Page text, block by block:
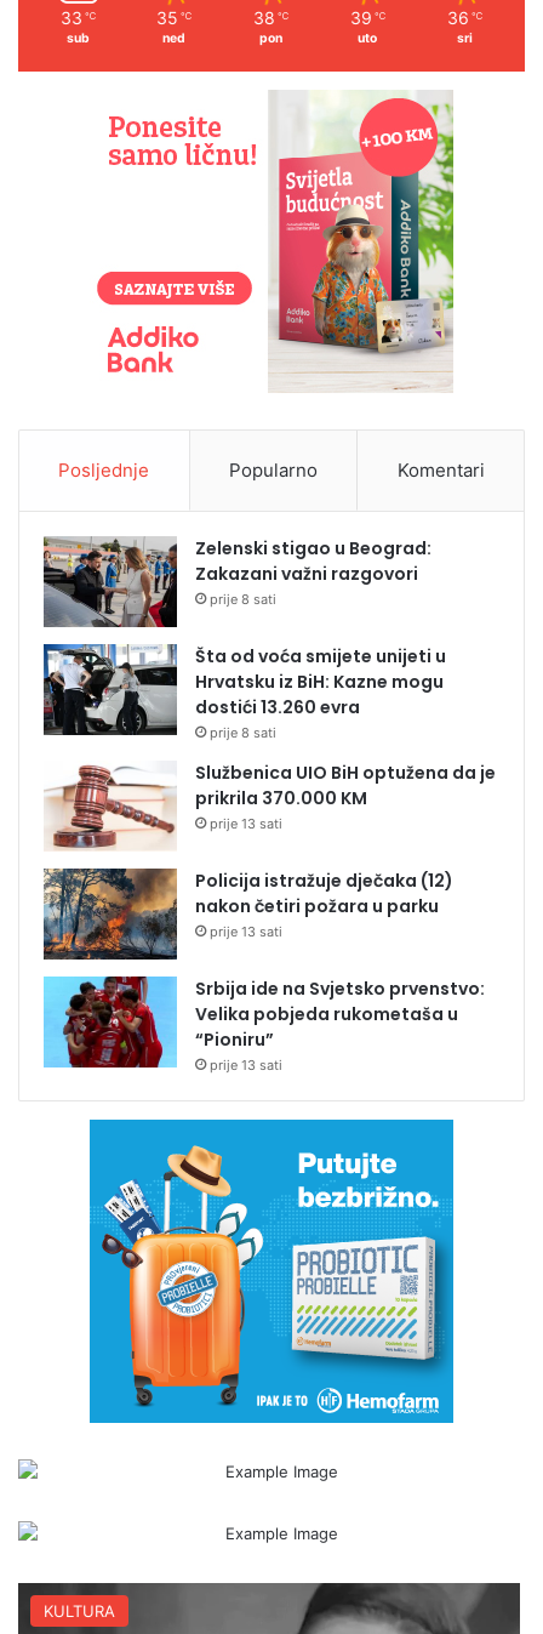
33 ℃
sub
35 ℃
ned
38 ℃
pon
39 ℃
uto
36 ℃
sri
Posljednje Popularno Komentari
Zelenski stigao u Beograd:
Zakazani važni razgovori
prije 8 sati
Šta od voća smijete unijeti u
Hrvatsku iz BiH: Kazne mogu
dostići 13.260 evra
prije 8 sati
Službenica UIO BiH optužena da je
prikrila 370.000 KM
prije 13 sati
Policija istražuje dječaka (12)
nakon četiri požara u parku
prije 13 sati
Srbija ide na Svjetsko prvenstvo:
Velika pobjeda rukometaša u
“Pioniru”
prije 13 sati
KULTURA